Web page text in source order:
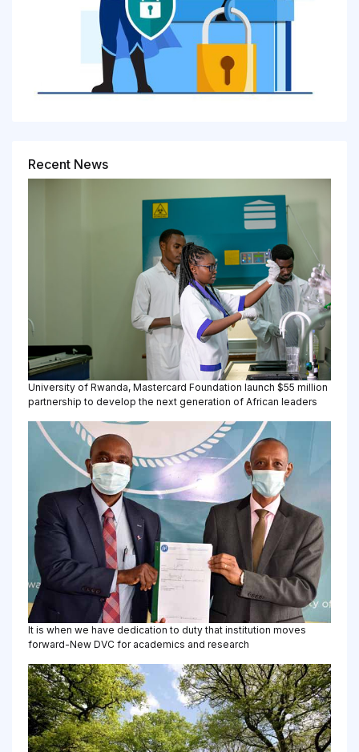
Recent News
University of Rwanda, Mastercard Foundation launch $55 million
partnership to develop the next generation of African leaders
It is when we have dedication to duty that institution moves
forward-New DVC for academics and research